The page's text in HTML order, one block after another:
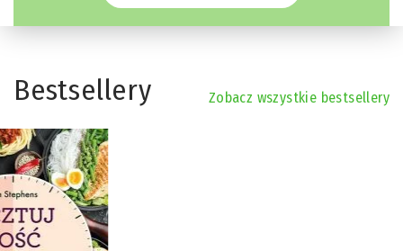
Bestsellery Zobacz wszystkie bestsellery